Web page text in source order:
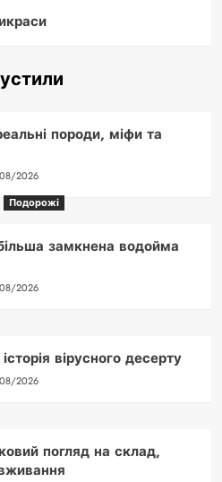
породи, міфи та
2026
Подорожі
замкнена водойма
2026
вірусного десерту
2026
погляд на склад,